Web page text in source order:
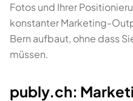
Fotos und Ihrer
konstanter Marketing-
Bern aufbaut, ohne dass
müssen.
publy.ch: